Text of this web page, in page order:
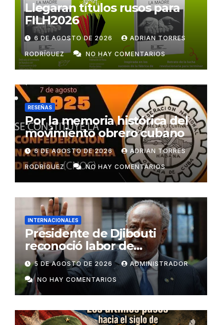
Llegaran títulos rusos para
FILH2026
6 DE AGOSTO DE 2026 ADRIAN TORRES
RODRÍGUEZ NO HAY COMENTARIOS
RESEÑAS
Por la memoria histórica del
movimiento obrero cubano
6 DE AGOSTO DE 2026 ADRIAN TORRES
RODRÍGUEZ NO HAY COMENTARIOS
INTERNACIONALES
Presidente de Djibouti
reconoció labor de
colaboradores de Cuba
5 DE AGOSTO DE 2026 ADMINISTRADOR
NO HAY COMENTARIOS